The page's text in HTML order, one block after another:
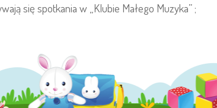
się spotkania w „Klubie Małego Muzyka” ;